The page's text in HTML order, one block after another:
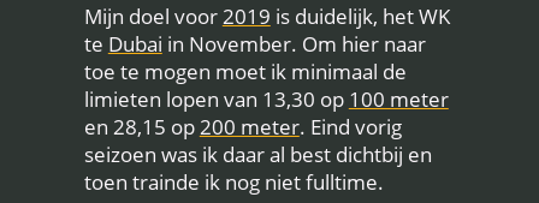
Mijn doel voor 2019 is duidelijk, het WK
te Dubai in November. Om hier naar
toe te mogen moet ik minimaal de
limieten lopen van 13,30 op 100 meter
en 28,15 op 200 meter. Eind vorig
seizoen was ik daar al best dichtbij en
toen trainde ik nog niet fulltime.